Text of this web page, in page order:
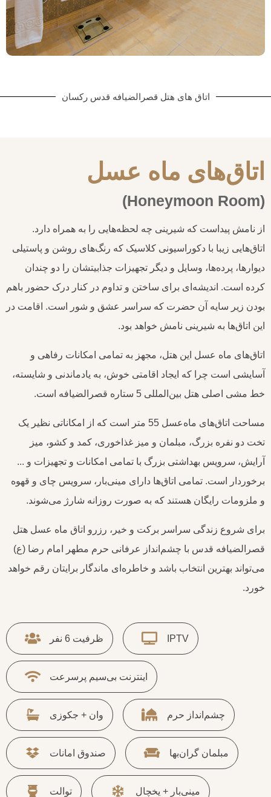
اتاق های هتل قصرالضیافه قدس رکسان
اتاق‌های ماه عسل
(Honeymoon Room)
از نامش پیداست که شیرینی چه لحظه‌هایی را به همراه دارد.
اتاق‌هایی زیبا با دکوراسیونی کلاسیک که رنگ‌های روشن و پاستیلی
دیوارها، پرده‌ها، وسایل و دیگر تجهیزات جذابیتشان را دو چندان
کرده است. اندیشه‌ای برای ساختن و تداوم در کنار درک حضور باهم
بودن زیر سایه آن حضرت که سراسر عشق و شور است. اقامت در
این اتاق‌ها به شیرینی نامش خواهد بود.
اتاق‌های ماه عسل این هتل، مجهز به تمامی امکانات رفاهی و
آسایشی است چرا که ایجاد اقامتی خوش، به یادماندنی و شایسته،
خط مشی اصلی هتل بین‌المللی 5 ستاره قصرالضیافه است.
مساحت اتاق‌های ماه‌عسل 55 متر است که از امکاناتی نظیر یک
تخت دو نفره بزرگ، مبلمان و میز غذاخوری، کمد و کشو، میز
آرایش، سرویس بهداشتی بزرگ با تمامی امکانات و تجهیزات و ...
برخوردار است. تمامی اتاق‌ها دارای مینی‌بار، سرویس چای و قهوه
و ملزومات رایگان هستند که به صورت روزانه شارژ می‌شوند.
برای شروع زندگی سراسر برکت و خیر، رزرو اتاق ماه عسل هتل
قصرالضیافه قدس با چشم‌انداز عرفانی حرم مطهر امام رضا (ع)
می‌تواند بهترین انتخاب باشد و خاطره‌ای ماندگار برایتان رقم خواهد
خورد.
IPTV ظرفیت 6 نفر
اینترنت بی‌سیم پرسرعت
چشم‌انداز حرم وان + جکوزی
مبلمان گران‌بها صندوق امانات
مینی‌بار + یخچال توالت